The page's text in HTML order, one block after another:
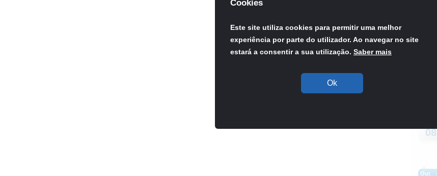
08
Out
Cookies
Este site utiliza cookies para permitir uma melhor
experiência por parte do utilizador. Ao navegar no site
estará a consentir a sua utilização. Saber mais
Ok